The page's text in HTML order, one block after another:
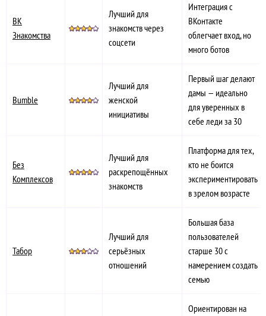
ВК
Знакомства
Лучший для
знакомств через
соцсети
Интеграция с
ВКонтакте
облегчает вход, но
много ботов
Bumble
Лучший для
женской
инициативы
Первый шаг делают
дамы — идеально
для уверенных в
себе леди за 30
Без
Комплексов
Лучший для
раскрепощённых
знакомств
Платформа для тех,
кто не боится
экспериментировать
в зрелом возрасте
Табор
Лучший для
серьёзных
отношений
Большая база
пользователей
старше 30 с
намерением создать
семью
Ориентирован на